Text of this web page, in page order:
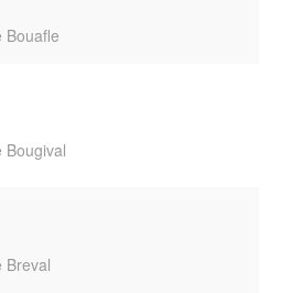
Bouafle
Bougival
Breval